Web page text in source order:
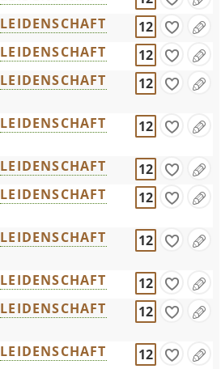
LEIDENSCHAFT
12
LEIDENSCHAFT
12
LEIDENSCHAFT 12
LEIDENSCHAFT 12
LEIDENSCHAFT
12
LEIDENSCHAFT 12
LEIDENSCHAFT 12
LEIDENSCHAFT
12
LEIDENSCHAFT 12
LEIDENSCHAFT
12